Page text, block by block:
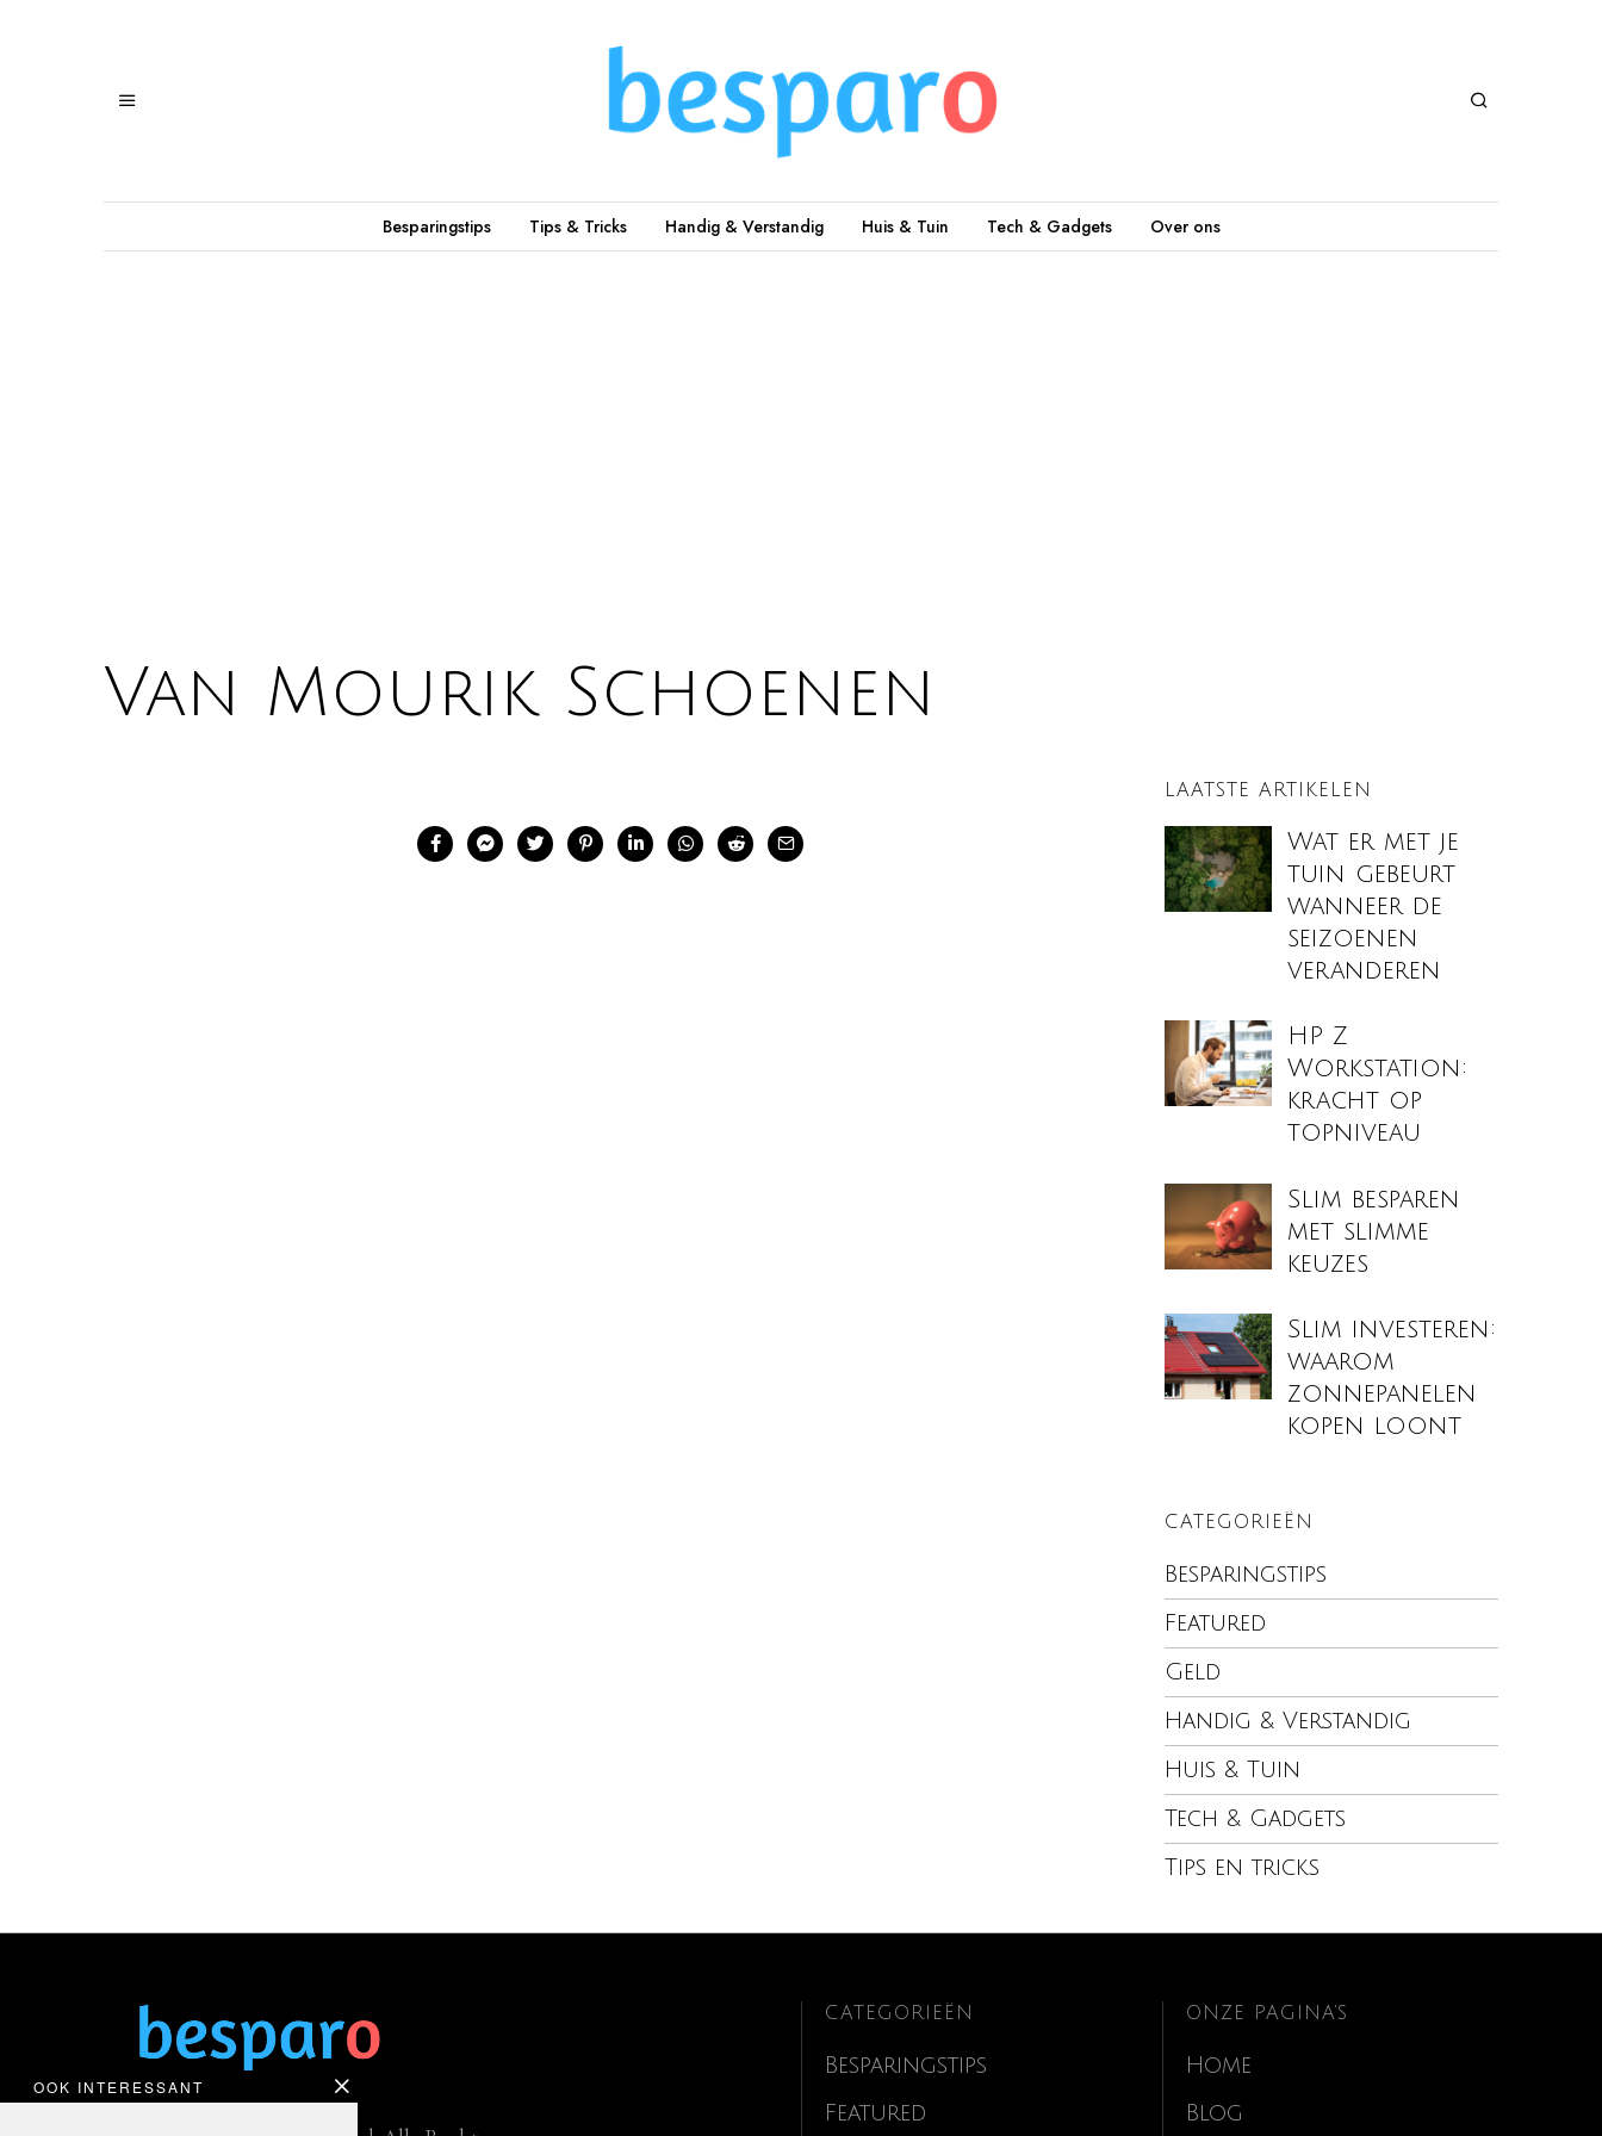
Besparingstips Tips & Tricks Handig & Verstandig Huis & Tuin Tech & Gadgets Over ons
Van Mourik Schoenen
LAATSTE ARTIKELEN
Wat er met je
tuin gebeurt
wanneer de
seizoenen
veranderen
HP Z
Workstation:
kracht op
topniveau
Slim besparen
met slimme
keuzes
Slim investeren:
waarom
zonnepanelen
kopen loont
CATEGORIEËN
Besparingstips
Featured
Geld
Handig & Verstandig
Huis & Tuin
Tech & Gadgets
Tips en tricks
OOK INTERESSANT
CATEGORIEËN
Besparingstips
Featured
ONZE PAGINA’S
Home
Blog